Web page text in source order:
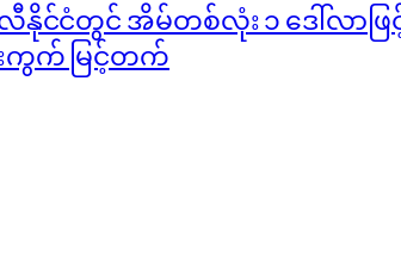
င်ငံတွင် အိမ်တစ်လုံး ၁ ဒေါ်လာဖြင့်
ကွက် မြင့်တက်